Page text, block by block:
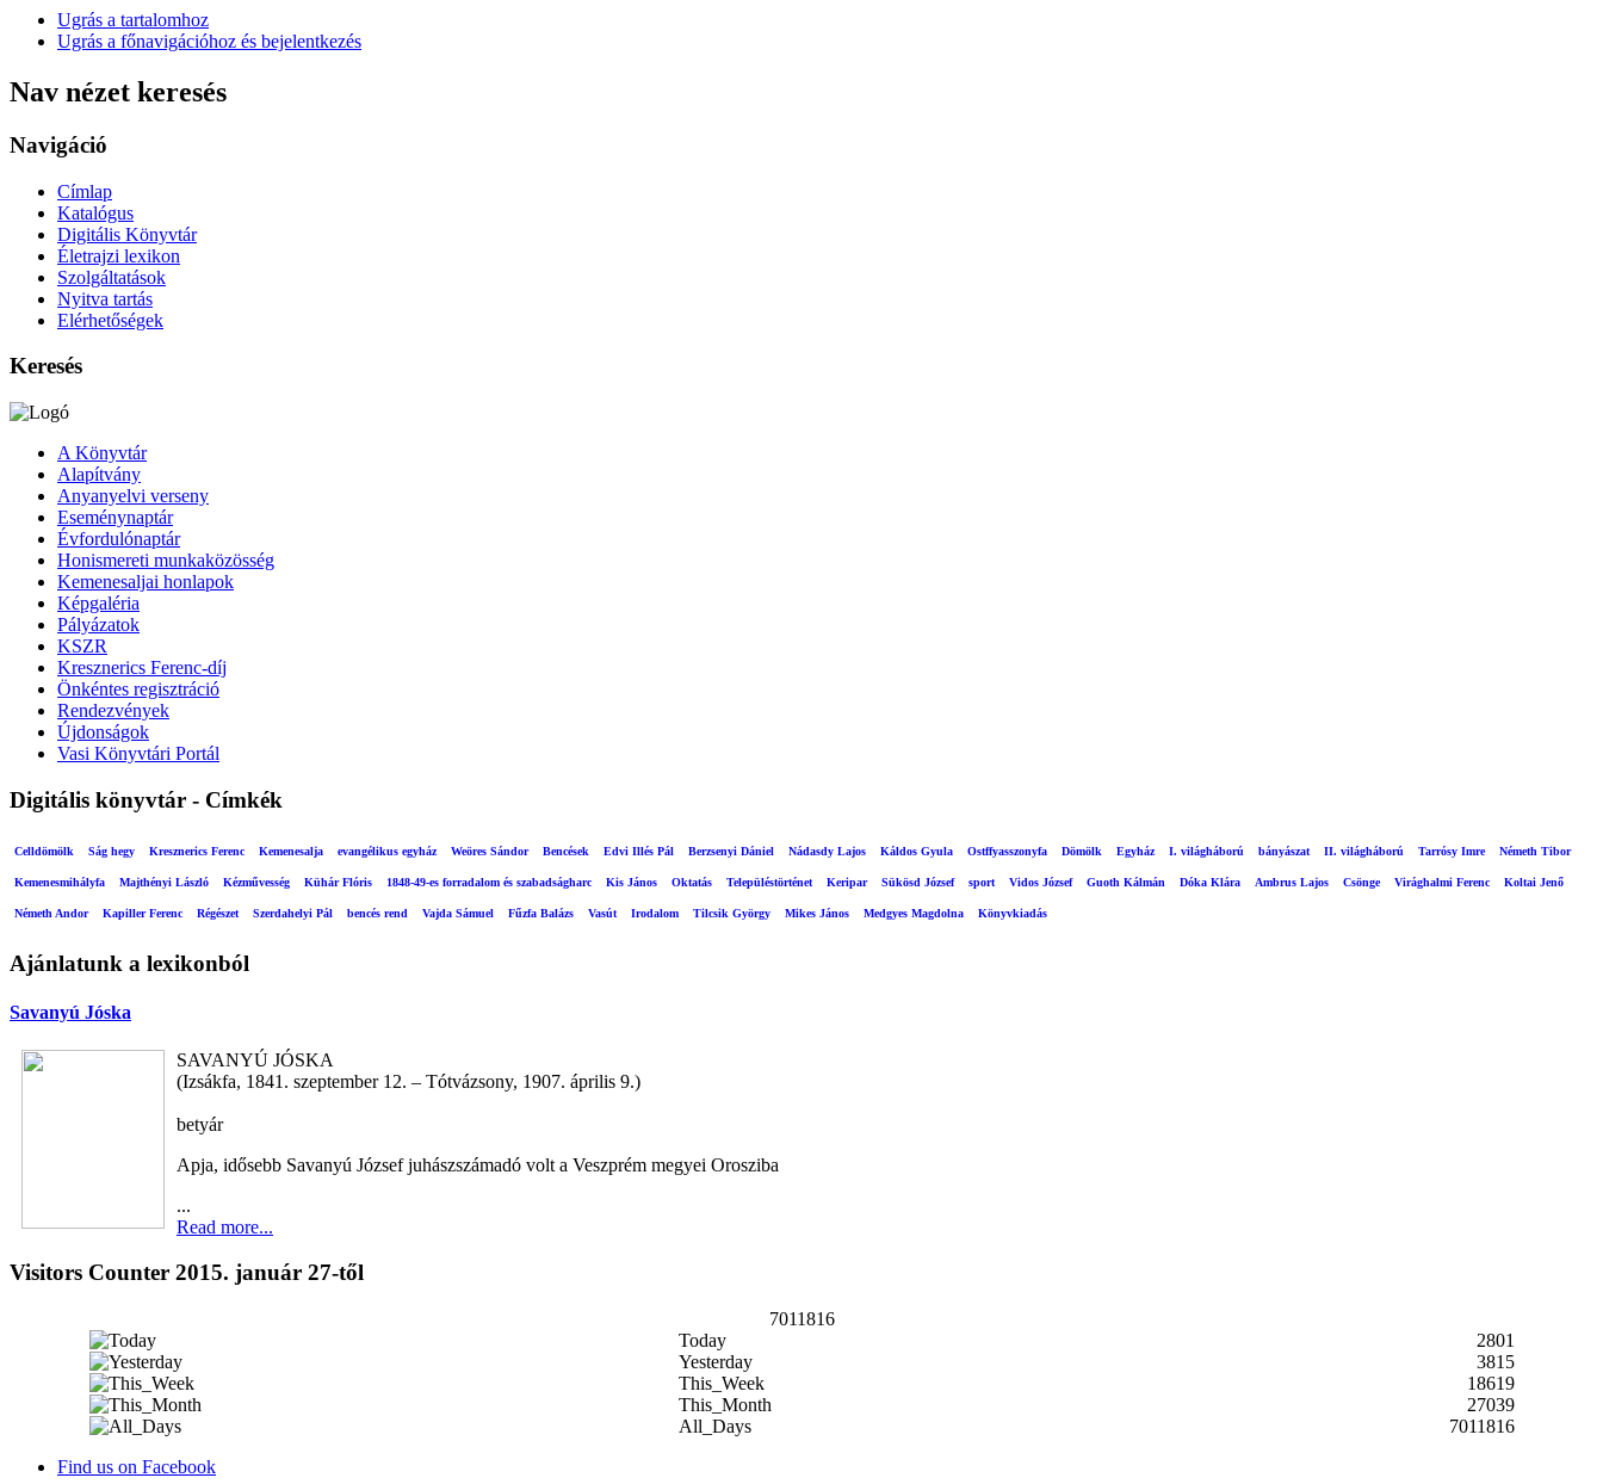
Ugrás a tartalomhoz
Ugrás a főnavigációhoz és bejelentkezés
Nav nézet keresés
Navigáció
Címlap
Katalógus
Digitális Könyvtár
Életrajzi lexikon
Szolgáltatások
Nyitva tartás
Elérhetőségek
Keresés
A Könyvtár
Alapítvány
Anyanyelvi verseny
Eseménynaptár
Évfordulónaptár
Honismereti munkaközösség
Kemenesaljai honlapok
Képgaléria
Pályázatok
KSZR
Kresznerics Ferenc-díj
Önkéntes regisztráció
Rendezvények
Újdonságok
Vasi Könyvtári Portál
Digitális könyvtár - Címkék
Celldömölk Ság hegy Kresznerics Ferenc Kemenesalja evangélikus egyház Weöres Sándor Bencések Edvi Illés Pál Berzsenyi Dániel Nádasdy Lajos Káldos Gyula Ostffyasszonyfa Dömölk Egyház I. világháború bányászat II. világháború Tarrósy Imre Németh Tibor
Kemenesmihályfa Majthényi László Kézművesség Kühár Flóris 1848-49-es forradalom és szabadságharc Kis János Oktatás Településtörténet Keripar Sükösd József sport Vidos József Guoth Kálmán Dóka Klára Ambrus Lajos Csönge Virághalmi Ferenc Koltai Jenő
Németh Andor Kapiller Ferenc Régészet Szerdahelyi Pál bencés rend Vajda Sámuel Fűzfa Balázs Vasút Irodalom Tilcsik György Mikes János Medgyes Magdolna Könyvkiadás
Ajánlatunk a lexikonból
Savanyú Jóska
SAVANYÚ JÓSKA
(Izsákfa, 1841. szeptember 12. – Tótvázsony, 1907. április 9.)
betyár
Apja, idősebb Savanyú József juhászszámadó volt a Veszprém megyei Orosziba
...
Read more...
Visitors Counter 2015. január 27-től
7011816
Today
2801
Yesterday
3815
This_Week
18619
This_Month
27039
All_Days
7011816
Find us on Facebook